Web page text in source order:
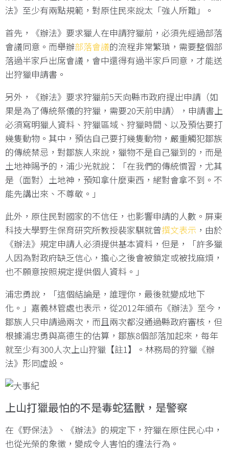
法》至少有兩點規範，對原住民來說太「強人所難」。
首先，《辦法》要求獵人在申請狩獵前，必須先經過部落
會議同意。而舉辦部落會議的流程非常繁瑣，需要整個部
落過半家戶出席會議，會中還得有過半家戶同意，才能送
出狩獵申請書。
另外，《辦法》要求狩獵前5天向縣市政府提出申請（如
果是為了傳統祭儀的狩獵，需要20天前申請），申請書上
必須寫明獵人資料、狩獵區域、狩獵時間、以及預估要打
幾隻動物。其中，預估自己要打幾隻動物，嚴重觸犯鄒族
的傳統禁忌，對鄒族人來說，獵物不是自己獵到的，而是
土地神賜予的，浦少光就說：「在我們的傳統慣習，尤其
是（面對）土地神，預知拿什麼東西，絕對會拿不到。不
能先講出來、不尊敬。」
此外，原住民對國家的不信任，也影響申請的人數。屏東
科技大學野生保育研究所教授裴家騏就曾撰文表示 ，由於
《辦法》規定申請人必須提供基本資料，但是，「許多獵
人因為對政府缺乏信心，擔心之後會被鎖定或被找麻煩，
也不願意按照規定提供個人資料。」
浦忠勇說，「這個結論是，誰理你，最後就變成地下
化。」嘉義林管處也表示，從2012年頒布《辦法》至今，
鄒族人只申請過兩次，而且兩次都沒通過縣政府審核，但
根據浦忠勇與高德生的估算，鄒族8個部落加起來，每年
就至少有300人次上山狩獵【註1】。林務局的狩獵《辦
法》形同虛設。
上山打獵最怕的不是毒蛇猛獸，是警察
在《野保法》、《辦法》的規定下，狩獵在原住民心中，
也從光榮的象徵，變成令人害怕的違法行為。